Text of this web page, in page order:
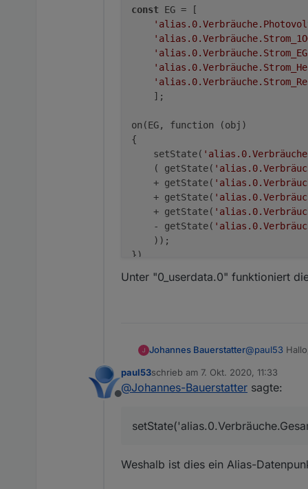
const EG = [
    ];
on(EG, function (obj)
{
    setState(
    ( getState(
    + getState(
    + getState(
    + getState(
    - getState(
    ));
Unter "0_userdata.0" funktioniert
Johannes Bauerstatter@paul53
Warum
Unter
Offline
paul53schrieb am 7. Okt. 2020, 11:33
zuletzt editiert von
@Johannes-Bauerstatter sagte:
Weshalb ist dies ein Alias-